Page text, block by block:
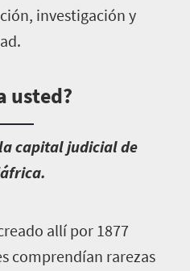
investigación y
usted?
capital judicial de
allí por 1877
comprendían rarezas